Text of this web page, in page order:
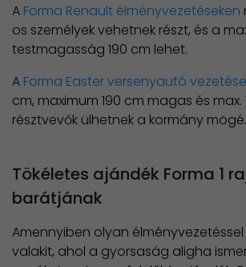
A Forma Renault élményvezetéseken
os személyek vehetnek részt, és a
testmagasság 190 cm lehet.
A Forma Easter versenyautó
cm, maximum 190 cm magas és max.
résztvevők ülhetnek a kormány mögé.
Tökéletes ajándék Forma 1
barátjának
Amennyiben olyan
valakit, ahol a gyorsaság aligha